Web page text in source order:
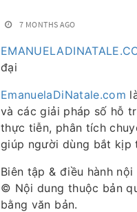
7 MONTHS AGO
đại
EmanuelaDiNatale.com
và các giải pháp số hỗ
thực tiễn, phân tích
giúp người dùng bắt kịp
Biên tập & điều hành
© Nội dung thuộc bản
bằng văn bản.